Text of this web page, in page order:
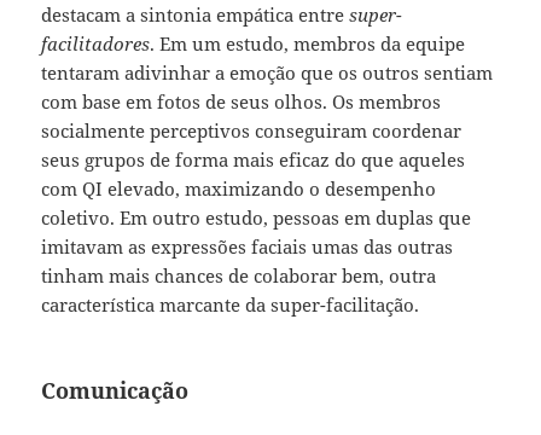
destacam a sintonia empática entresuper-
facilitadores. Em um estudo, membros da equipe
tentaram adivinhar a emoção que os outros sentiam
com base em fotos de seus olhos. Os membros
socialmente perceptivos conseguiram coordenar
seus grupos de forma mais eficaz do que aqueles
com QI elevado, maximizando o desempenho
coletivo. Em outro estudo, pessoas em duplas que
imitavam as expressões faciais umas das outras
tinham mais chances de colaborar bem, outra
característica marcante da super-facilitação.
Comunicação